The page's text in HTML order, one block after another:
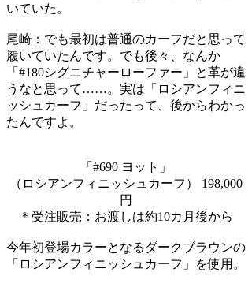
いていた。
尾崎： でも最初は普通のカーフだと思って
履いていたんです。でも後々、なんか
「#180シグニチャーローファー」と革が違
うなと思って……。実は「ロシアンフィニ
ッシュカーフ」だったって、後からわかっ
たんですよ。
「#690 ヨット」
（ロシアンフィニッシュカーフ） 198,000
円
＊受注販売：お渡しは約10カ月後から
今年初登場カラーとなるダークブラウンの
「ロシアンフィニッシュカーフ」を使用。